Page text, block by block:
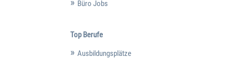
Büro Jobs
Top Berufe
Ausbildungsplätze